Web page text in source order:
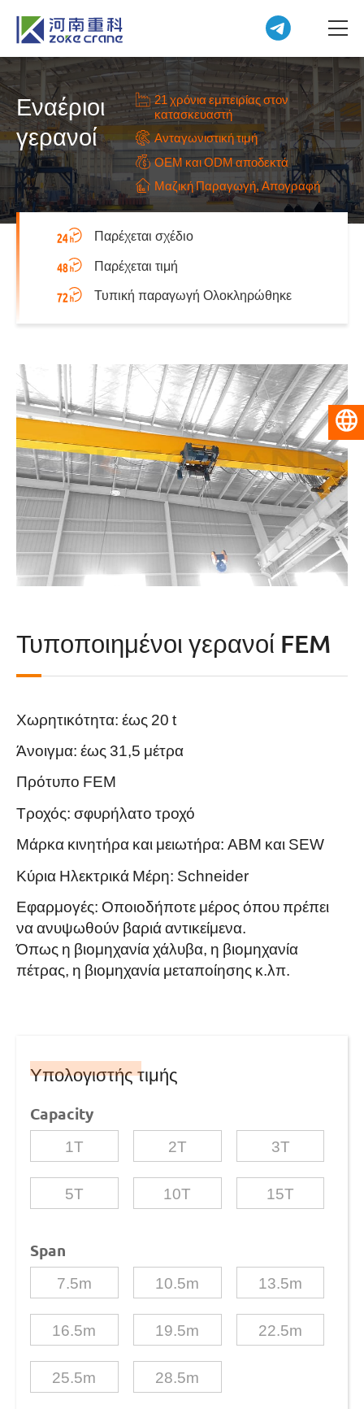
Εναέριοι
γερανοί
21 χρόνια εμπειρίας στον
κατασκευαστή
Ανταγωνιστική τιμή
OEM και ODM αποδεκτά
Μαζική Παραγωγή, Απογραφή
Παρέχεται σχέδιο
Παρέχεται τιμή
Τυπική παραγωγή Ολοκληρώθηκε
Τυποποιημένοι γερανοί FEM
Χωρητικότητα: έως 20 t
Άνοιγμα: έως 31,5 μέτρα
Πρότυπο FEM
Τροχός: σφυρήλατο τροχό
Μάρκα κινητήρα και μειωτήρα: ABM και SEW
Κύρια Ηλεκτρικά Μέρη: Schneider
Εφαρμογές: Οποιοδήποτε μέρος όπου πρέπει
να ανυψωθούν βαριά αντικείμενα.
Όπως η βιομηχανία χάλυβα, η βιομηχανία
πέτρας, η βιομηχανία μεταποίησης κ.λπ.
Υπολογιστής τιμής
Capacity
1T 2T 3T
5T 10T 15T
Span
7.5m 10.5m 13.5m
16.5m 19.5m 22.5m
25.5m 28.5m
Ελληνικά